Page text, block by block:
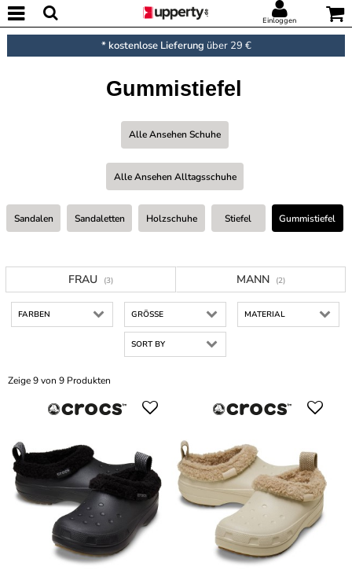
Einloggen
* kostenlose Lieferung über 29 €
Gummistiefel
Alle Ansehen Schuhe
Alle Ansehen Alltagsschuhe
Sandalen Sandaletten Holzschuhe Stiefel Gummistiefel
FRAU (3) MANN (2)
FARBEN GRÖSSE MATERIAL
SORT BY
Zeige 9 von 9 Produkten